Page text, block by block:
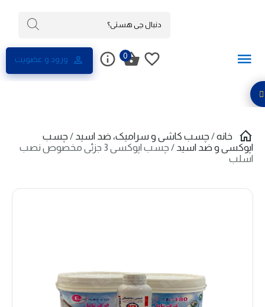
ورود و عضویت 0
خانه/چسب کاشی و سرامیک، ضد اسید /چسب
اپوکسی و ضد اسید
/ چسب اپوکسی 3 جزئی مخصوص نصب
اسلب